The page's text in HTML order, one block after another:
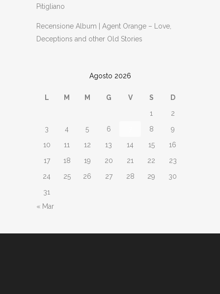
Pitigliano
Recensione Album | Agent Orange – Love,
Deceptions and other Old Stories
Agosto 2026
L M M G V S
D
1
2
3
4 5 6 8
9
10
11 12 13 14 15
16
17
18 19 20 21 22
23
24
25 26 27 28 29
30
31
« Mar